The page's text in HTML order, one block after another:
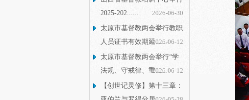
2025-202......
2026-06-30
太原市基督教两会举行教职
人员证书有效期延......2026-06-12
太原市基督教两会举行“学
法规、守戒律、重......2026-06-12
【创世记灵修】第十三章：